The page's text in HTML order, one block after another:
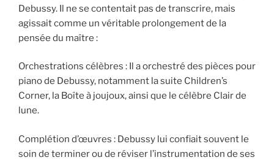
Debussy. Il ne se contentait pas de transcrire, mais
agissait comme un véritable prolongement de la
pensée du maître :
Orchestrations célèbres : Il a orchestré des pièces pour
piano de Debussy, notamment la suite Children’s
Corner, la Boîte à joujoux, ainsi que le célèbre Clair de
lune.
Complétion d’œuvres : Debussy lui confiait souvent le
soin de terminer ou de réviser l’instrumentation de ses